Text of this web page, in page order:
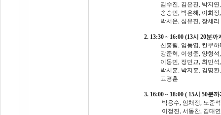
김수진, 김은진, 박지연,
송승민, 박은해, 이희정,
박서온, 심유진, 장세리
2. 13:30 ~ 16:00 (13시 20분까
신홍림, 임동엽, 칸무하마
강준혁, 이성준, 양형석,
이동민, 정민교, 최민석,
박서훈, 박지훈, 김명환,
고경훈
3. 16:00 ~ 18:00 ( 15시 50분
박용수, 임채정, 노준석,
이정진, 서동찬, 김대연,